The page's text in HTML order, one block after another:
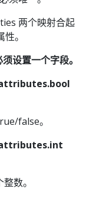
两个映射合起
。
设置一个字段。
false。
数。